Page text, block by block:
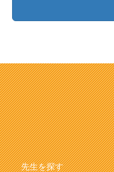
先生を探す